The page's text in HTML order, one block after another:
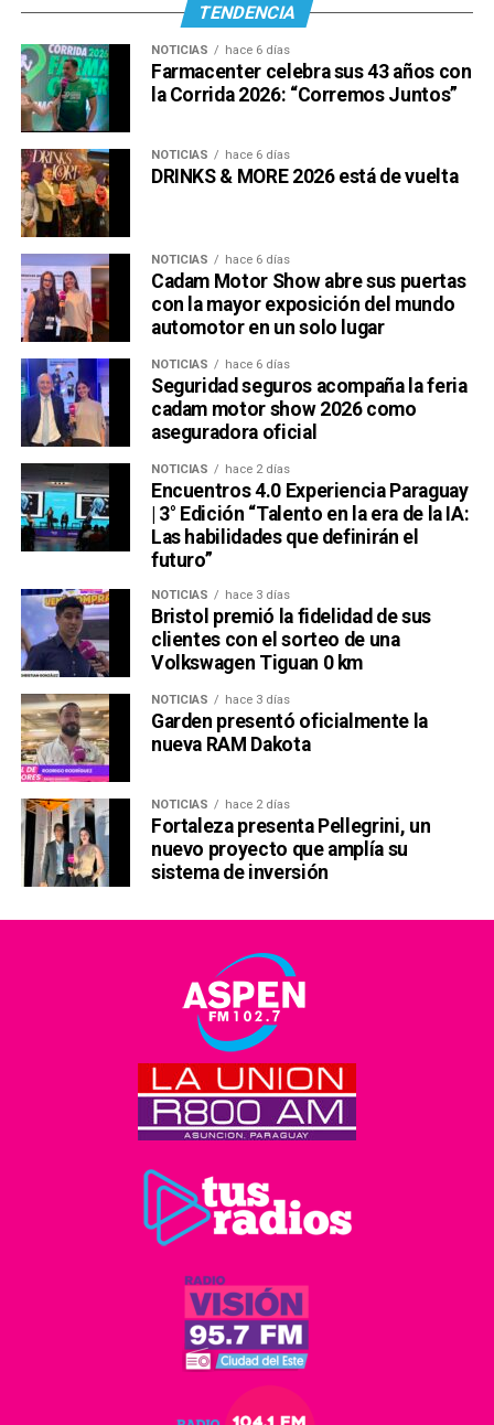
TENDENCIA
NOTICIAS hace 6 días
Farmacenter celebra sus 43 años con
la Corrida 2026: “Corremos Juntos”
NOTICIAS hace 6 días
DRINKS & MORE 2026 está de vuelta
NOTICIAS hace 6 días
Cadam Motor Show abre sus puertas
con la mayor exposición del mundo
automotor en un solo lugar
NOTICIAS hace 6 días
Seguridad seguros acompaña la feria
cadam motor show 2026 como
aseguradora oficial
NOTICIAS hace 2 días
Encuentros 4.0 Experiencia Paraguay
| 3° Edición “Talento en la era de la IA:
Las habilidades que definirán el
futuro”
NOTICIAS hace 3 días
Bristol premió la fidelidad de sus
clientes con el sorteo de una
Volkswagen Tiguan 0 km
NOTICIAS hace 3 días
Garden presentó oficialmente la
nueva RAM Dakota
NOTICIAS hace 2 días
Fortaleza presenta Pellegrini, un
nuevo proyecto que amplía su
sistema de inversión